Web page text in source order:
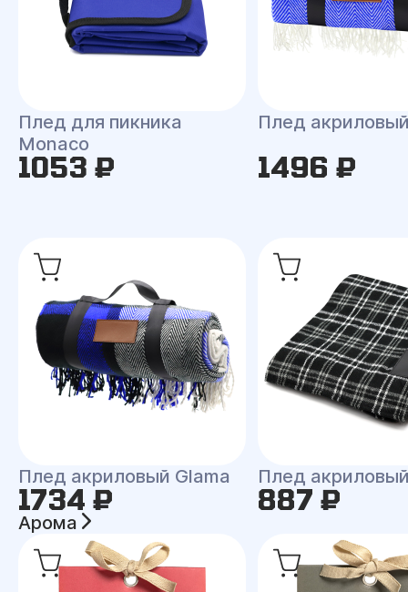
Плед для пикника
Monaco
1053 ₽
Плед
1496 ₽
Плед акриловый Glama
1734 ₽
Плед
887 ₽
Арома